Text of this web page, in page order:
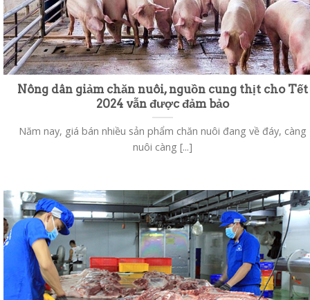
Nông dân giảm chăn nuôi, nguồn cung thịt cho Tết
2024 vẫn được đảm bảo
Năm nay, giá bán nhiều sản phẩm chăn nuôi đang về đáy, càng
nuôi càng [...]